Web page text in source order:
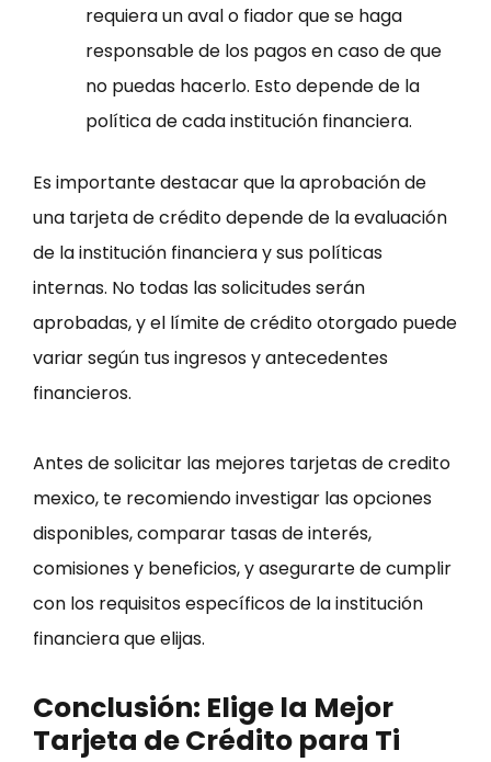
requiera un aval o fiador que se haga
responsable de los pagos en caso de que
no puedas hacerlo. Esto depende de la
política de cada institución financiera.
Es importante destacar que la aprobación de
una tarjeta de crédito depende de la evaluación
de la institución financiera y sus políticas
internas. No todas las solicitudes serán
aprobadas, y el límite de crédito otorgado puede
variar según tus ingresos y antecedentes
financieros.
Antes de solicitar las mejores tarjetas de credito
mexico, te recomiendo investigar las opciones
disponibles, comparar tasas de interés,
comisiones y beneficios, y asegurarte de cumplir
con los requisitos específicos de la institución
financiera que elijas.
Conclusión: Elige la Mejor
Tarjeta de Crédito para Ti